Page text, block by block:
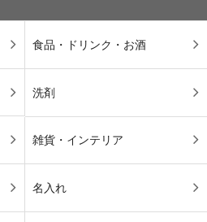
食品・ドリンク・お酒
洗剤
雑貨・インテリア
名入れ